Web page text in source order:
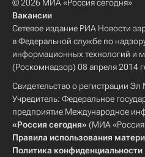
© 2026 МИА «Россия сегодня»
Вакансии
Сетевое издание РИА Новости
в Федеральной службе по
информационных технологий и
(Роскомнадзор) 08 апреля 2014
Свидетельство о регистрации
Учредитель: Федеральное
предприятие Международное
«Россия сегодня» (МИА «Россия
Правила использования
Политика конфиденциальности